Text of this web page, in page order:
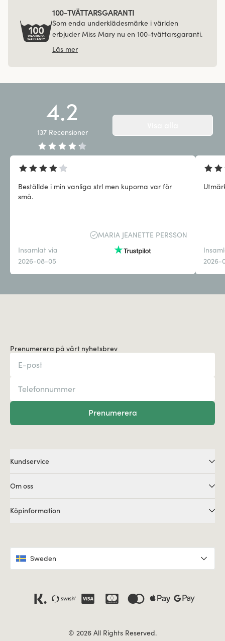
100-TVÄTTARSGARANTI
Som enda underklädesmärke i världen
erbjuder Miss Mary nu en 100-tvättarsgaranti.
Läs mer
4.2
137 Recensioner
Beställde i min vanliga strl men kuporna var för
små.
MARIA JEANETTE PERSSON
Insamlat via
2026-08-05
2026-
Prenumerera på vårt nyhetsbrev
Prenumerera
© 2026 All Rights Reserved.
Kundservice
Om oss
Köpinformation
Sweden